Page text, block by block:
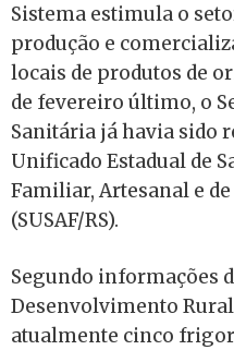
Sistema estimula o
produção e
locais de produtos de
de fevereiro último, o
Sanitária já havia sido
Unificado Estadual de
Familiar, Artesanal e
(SUSAF/RS).
Segundo informações
Desenvolvimento
atualmente cinco